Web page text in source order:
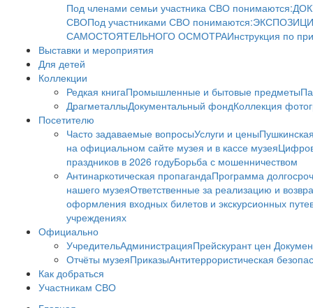
Под членами семьи участника СВО понимаются:
СВОПод участниками СВО понимаются:
САМОСТОЯТЕЛЬНОГО ОСМОТРАИнструкция по
Выставки и мероприятия
Для детей
Коллекции
Редкая книгаПромышленные и бытовые предметы
ДрагметаллыДокументальный фондКоллекция
Посетителю
Часто задаваемые вопросыУслуги и цены
на официальном сайте музея и в кассе музея
праздников в 2026 годуБорьба с мошенничеством
Антинаркотическая пропагандаПрограмма
нашего музеяОтветственные за реализацию и
оформления входных билетов и экскурсионных
учреждениях
Официально
УчредительАдминистрацияПрейскурант цен
Отчёты музеяПриказыАнтитеррористическая
Как добраться
Участникам СВО